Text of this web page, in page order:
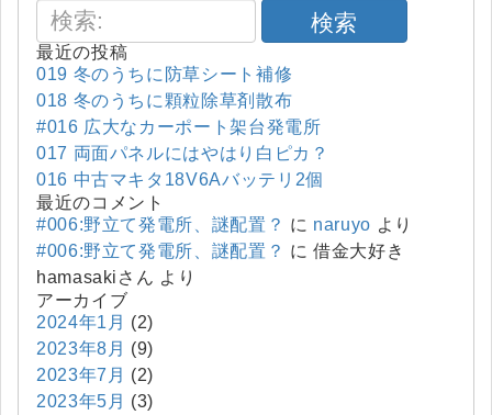
検索
最近の投稿
019 冬のうちに防草シート補修
018 冬のうちに顆粒除草剤散布
#016 広大なカーポート架台発電所
017 両面パネルにはやはり白ピカ？
016 中古マキタ18V6Aバッテリ2個
最近のコメント
#006:野立て発電所、謎配置？ に naruyo より
#006:野立て発電所、謎配置？ に借金大好き
hamasakiさん より
アーカイブ
2024年1月 (2)
2023年8月 (9)
2023年7月 (2)
2023年5月 (3)